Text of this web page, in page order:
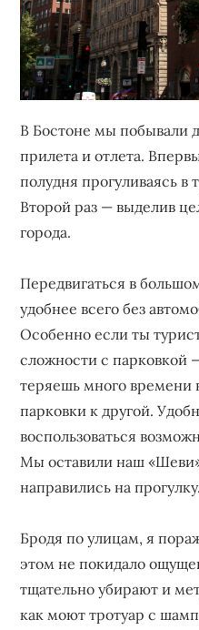
В Бостоне мы побывали
прилета и отлета.
полудня прогуливаясь в
Второй раз — выделив
города.
Передвигаться в
удобнее всего без
Особенно если ты
сложности с парковкой
теряешь много времени
парковки к другой.
воспользоваться
Мы оставили наш
направились на прогулку.
Бродя по улицам, я
этом не покидало
тщательно убирают и
как моют тротуар с